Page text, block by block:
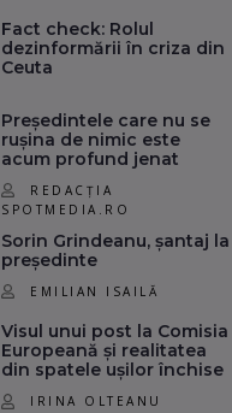
Fact check: Rolul
dezinformării în criza din
Ceuta
Președintele care nu se
rușina de nimic este
acum profund jenat
REDACȚIA
SPOTMEDIA.RO
Sorin Grindeanu, șantaj la
președinte
EMILIAN ISAILĂ
Visul unui post la Comisia
Europeană și realitatea
din spatele ușilor închise
IRINA OLTEANU